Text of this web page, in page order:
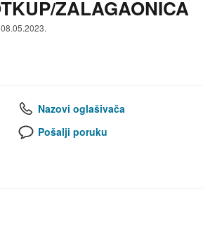
ZALAGAONICA
Nazovi oglašivača
Pošalji poruku